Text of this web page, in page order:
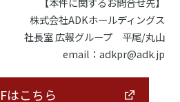
株式会社ADKホールディングス
社長室 広報グループ 平尾/丸山
email：adkpr@adk.jp
はこちら